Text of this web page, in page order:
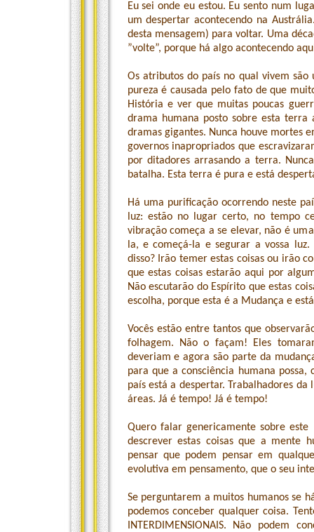
Eu sei onde eu estou. Eu sento num
um despertar acontecendo na
desta mensagem) para voltar. Uma
”volte”, porque há algo acontecendo
Os atributos do país no qual vivem
pureza é causada pelo fato de que
História e ver que muitas poucas
drama humana posto sobre esta terra
dramas gigantes. Nunca houve mortes
governos inapropriados que
por ditadores arrasando a terra.
batalha. Esta terra é pura e está
Há uma purificação ocorrendo neste
luz: estão no lugar certo, no tempo
vibração começa a se elevar, não é
la, e começá-la e segurar a vossa
disso? Irão temer estas coisas ou irão
que estas coisas estarão aqui por
Não escutarão do Espírito que estas
escolha, porque esta é a Mudança e
Vocês estão entre tantos que
folhagem. Não o façam! Eles
deveriam e agora são parte da
para que a consciência humana
país está a despertar. Trabalhadores
áreas. Já é tempo! Já é tempo!
Quero falar genericamente sobre
descrever estas coisas que a mente
pensar que podem pensar em
evolutiva em pensamento, que o seu
Se perguntarem a muitos humanos se
podemos conceber qualquer coisa.
INTERDIMENSIONAIS. Não podem